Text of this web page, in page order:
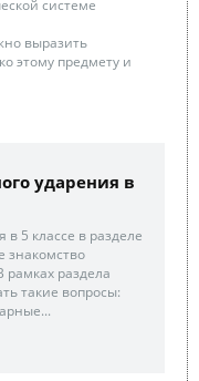
системе
выразить
этому предмету и
ударения в
5 классе в разделе
знакомство
раздела
такие вопросы: